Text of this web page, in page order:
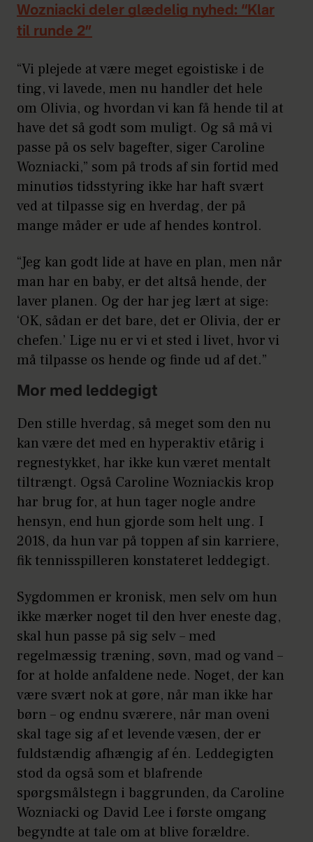
Wozniacki deler glædelig nyhed: “Klar
til runde 2”
“Vi plejede at være meget egoistiske i de
ting, vi lavede, men nu handler det hele
om Olivia, og hvordan vi kan få hende til at
have det så godt som muligt. Og så må vi
passe på os selv bagefter, siger Caroline
Wozniacki,” som på trods af sin fortid med
minutiøs tidsstyring ikke har haft svært
ved at tilpasse sig en hverdag, der på
mange måder er ude af hendes kontrol.
“Jeg kan godt lide at have en plan, men når
man har en baby, er det altså hende, der
laver planen. Og der har jeg lært at sige:
‘OK, sådan er det bare, det er Olivia, der er
chefen.’ Lige nu er vi et sted i livet, hvor vi
må tilpasse os hende og finde ud af det.”
Mor med leddegigt
Den stille hverdag, så meget som den nu
kan være det med en hyperaktiv etårig i
regnestykket, har ikke kun været mentalt
tiltrængt. Også Caroline Wozniackis krop
har brug for, at hun tager nogle andre
hensyn, end hun gjorde som helt ung. I
2018, da hun var på toppen af sin karriere,
fik tennisspilleren konstateret leddegigt.
Sygdommen er kronisk, men selv om hun
ikke mærker noget til den hver eneste dag,
skal hun passe på sig selv – med
regelmæssig træning, søvn, mad og vand –
for at holde anfaldene nede. Noget, der kan
være svært nok at gøre, når man ikke har
børn – og endnu sværere, når man oveni
skal tage sig af et levende væsen, der er
fuldstændig afhængig af én. Leddegigten
stod da også som et blafrende
spørgsmålstegn i baggrunden, da Caroline
Wozniacki og David Lee i første omgang
begyndte at tale om at blive forældre.